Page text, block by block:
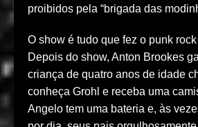
proibidos pela “brigada das
O show é tudo que fez o punk
Depois do show, Anton Brookes
criança de quatro anos de idade
conheça Grohl e receba uma
Angelo tem uma bateria e, às